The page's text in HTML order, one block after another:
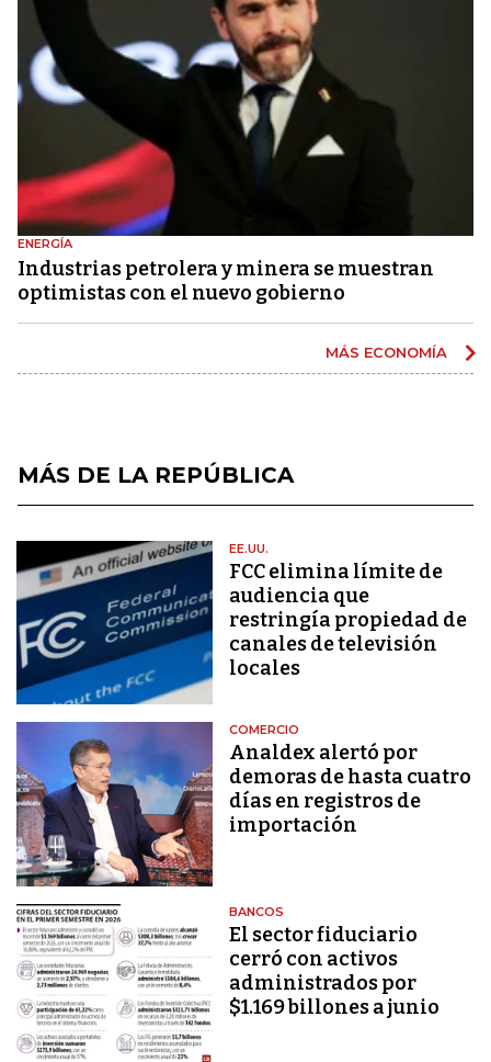
ENERGÍA
Industrias petrolera y minera se muestran
optimistas con el nuevo gobierno
MÁS ECONOMÍA
MÁS DE LA REPÚBLICA
EE.UU.
FCC elimina límite de
audiencia que
restringía propiedad de
canales de televisión
locales
COMERCIO
Analdex alertó por
demoras de hasta cuatro
días en registros de
importación
BANCOS
El sector fiduciario
cerró con activos
administrados por
$1.169 billones a junio